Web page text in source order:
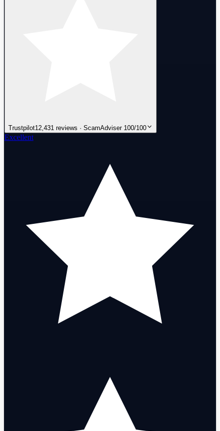
Trustpilot12,431 reviews · ScamAdviser 100/100
Excellent